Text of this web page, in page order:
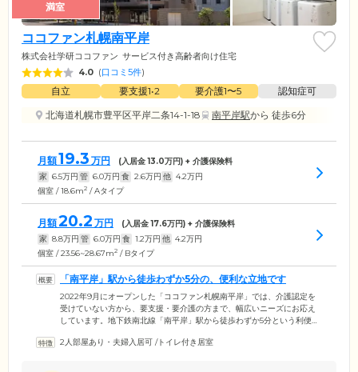
満室
ココファン札幌南平岸
株式会社学研ココファン サービス付き高齢者向け住宅
4.0 (口コミ5件)
自立 要支援1•2 要介護1〜5
認知症可
北海道札幌市豊平区平岸二条14-1-18
南平岸駅から 徒歩6分
月額19.3 万円 (入居金13.0万円) + 介護保険料
家 6.5万円 管 6.0万円 食 2.6万円 他 4.2万円
個室 / 18.6m2 / Aタイプ
月額20.2 万円 (入居金17.6万円) + 介護保険料
家 8.8万円 管 6.0万円 食 1.2万円 他 4.2万円
個室 / 23.56~28.67m2 / Bタイプ
「南平岸」駅から徒歩わずか5分の、便利な立地です
2022年9月にオープンした「ココファン札幌南平岸」では、介護認定を
受けていない方から、要支援・要介護の方まで、幅広いニーズにお応え
しています。地下鉄南北線「南平岸」駅から徒歩わずか5分という利便性
環境。ご家族様やご友人様もご来訪しやすい立地になっていますので、
2人部屋あり・夫婦入居可 /トイレ付き居室